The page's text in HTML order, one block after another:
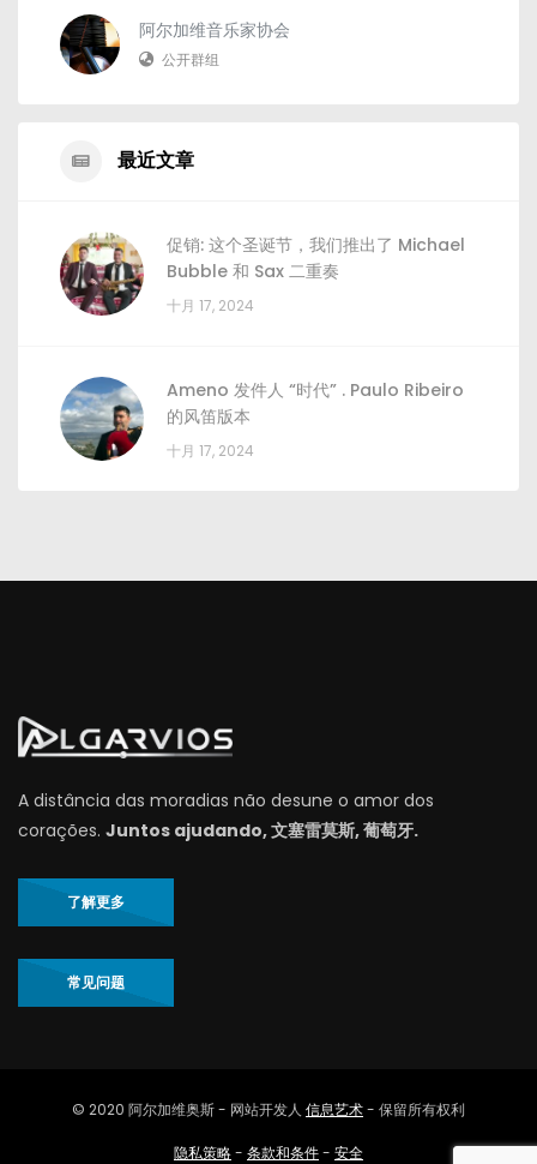
阿尔加维音乐家协会
公开群组
最近文章
促销: 这个圣诞节，我们推出了 Michael
Bubble 和 Sax 二重奏
十月 17, 2024
Ameno 发件人 “时代” . Paulo Ribeiro
的风笛版本
十月 17, 2024
A distância das moradias não desune o amor dos
corações. Juntos ajudando, 文塞雷莫斯, 葡萄牙.
了解更多
常见问题
© 2020 阿尔加维奥斯 - 网站开发人 信息艺术- 保留所有权利
隐私策略- 条款和条件- 安全